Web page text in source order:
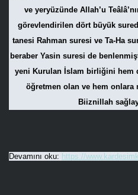
ve yeryüzünde Allah’u
görevlendirilen dört büyük
tanesi Rahman suresi ve Ta-Ha
beraber Yasin suresi de
yeni Kurulan İslam birliğini hem
öğretmen olan ve hem onlara
Biiznillah
Devamını oku: https://